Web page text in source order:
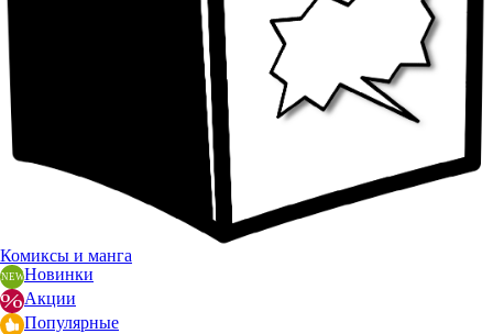
Комиксы и манга
Новинки
Акции
Популярные